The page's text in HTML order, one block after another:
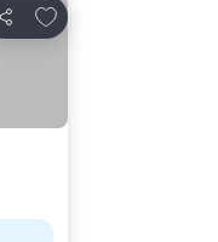
Partager
Ajouter à mes favoris